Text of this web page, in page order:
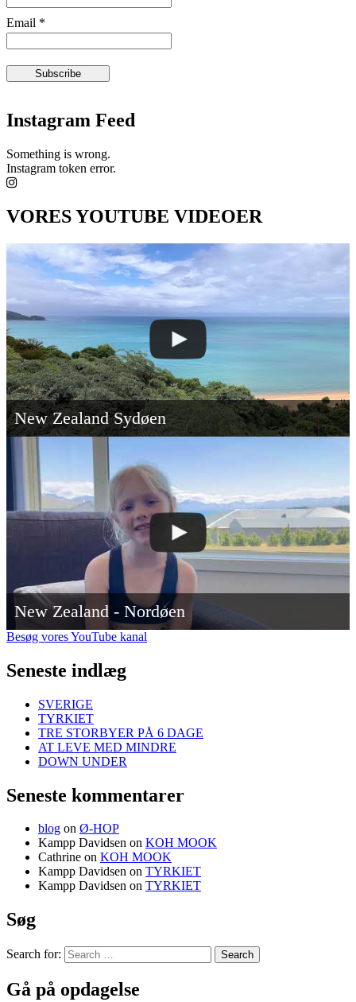
Email *
Instagram Feed
Something is wrong.
Instagram token error.
VORES YOUTUBE VIDEOER
New Zealand Sydøen
New Zealand - Nordøen
Besøg vores YouTube kanal
Seneste indlæg
SVERIGE
TYRKIET
TRE STORBYER PÅ 6 DAGE
AT LEVE MED MINDRE
DOWN UNDER
Seneste kommentarer
blog on Ø-HOP
Kampp Davidsen on KOH MOOK
Cathrine on KOH MOOK
Kampp Davidsen on TYRKIET
Kampp Davidsen on TYRKIET
Søg
Search for:
Gå på opdagelse